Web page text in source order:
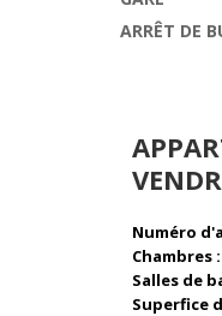
ARRÊT DE
Numéro
Chambres :
Salles de
Superfice